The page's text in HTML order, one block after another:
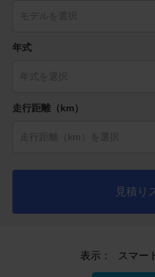
年式
走行距離（km）
見積り
表示： スマー